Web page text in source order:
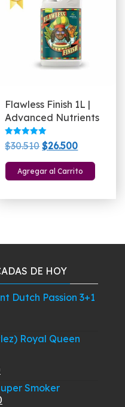
Flawless Finish 1L |
Advanced Nutrients
Valorado
con
de 5
$30.510El
precio
original
$26.500El
precio
actual
Agregar al Carrito
DE HOY
Dutch Passion 3+1
Royal Queen
precio
actual
Smoker